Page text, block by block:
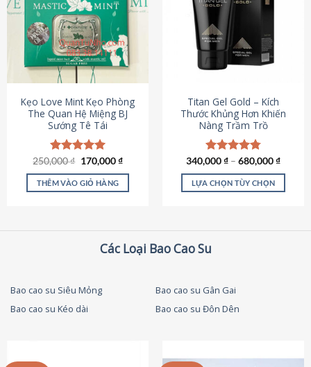
tùy
chọn
có
chọn
trên
trang
sản
phẩm
Kẹo Love Mint Kẹo Phòng
The Quan Hệ Miệng BJ
Sướng Tê Tái
Được xếp
hạng5.00
5 sao
250,000₫ Giá
là:
250,000 ₫.
170,000₫Giá
tại
THÊM VÀO GIỎ HÀNG
Titan Gel Gold – Kích
Thước Khủng Hơn Khiến
Nàng Trầm Trồ
Được xếp
hạng4.79
5 sao
340,000₫ – 680,000₫
LỰA CHỌN TÙY CHỌN
thể.
tùy
thể
Các Loại Bao Cao Su
Bao cao su Siêu Mỏng
Bao cao su Gân Gai
Bao cao su Kéo dài
Bao cao su Đôn Dên